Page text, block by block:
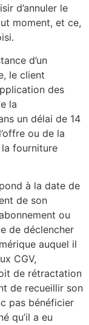
d’annuler le
moment, et ce,
d’un
le client
des
la
un délai de 14
ou de la
fourniture
à la date de
de son
ou
de déclencher
auquel il
CGV,
de rétractation
de recueillir son
pas bénéficier
qu’il a eu